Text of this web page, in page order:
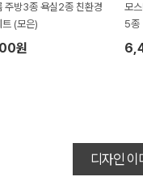
주방3종 욕실2종 친환경
트 (모은)
원
모
5종
디자인